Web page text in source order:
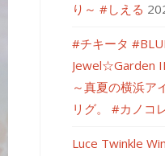
り～ #しえる
#チキータ
Jewel☆Garden
～真夏の横浜ア
リグ。 #カノコ
Luce Twinkle